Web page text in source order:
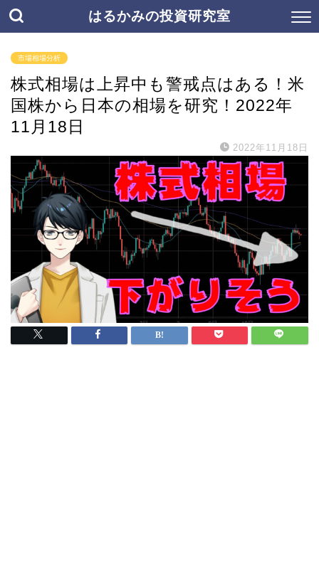
はるかみの投資研究室
市場相場分析
株式相場は上昇中も警戒点はある！米
国株から日本の相場を研究！2022年
11月18日
2022年11月18日